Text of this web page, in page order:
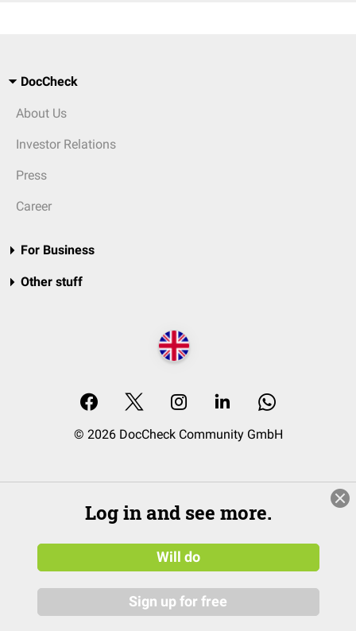
DocCheck
About Us
Investor Relations
Press
Career
For Business
Other stuff
© 2026 DocCheck Community GmbH
Log in and see more.
Will do
Sign up for free